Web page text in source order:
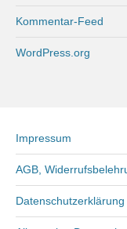
Kommentar-Feed
WordPress.org
Impressum
AGB,